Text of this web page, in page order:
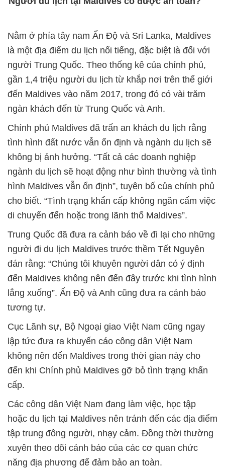
Nằm ở phía tây nam Ấn Độ và Sri Lanka, Maldives
là một địa điểm du lịch nổi tiếng, đặc biệt là đối với
người Trung Quốc. Theo thống kê của chính phủ,
gần 1,4 triệu người du lịch từ khắp nơi trên thế giới
đến Maldives vào năm 2017, trong đó có vài trăm
ngàn khách đến từ Trung Quốc và Anh.
Chính phủ Maldives đã trấn an khách du lịch rằng
tình hình đất nước vẫn ổn định và ngành du lịch sẽ
không bị ảnh hưởng. “Tất cả các doanh nghiệp
ngành du lịch sẽ hoạt động như bình thường và tình
hình Maldives vẫn ổn định”, tuyên bố của chính phủ
cho biết. “Tình trạng khẩn cấp không ngăn cấm việc
di chuyển đến hoặc trong lãnh thổ Maldives”.
Trung Quốc đã đưa ra cảnh báo về đi lại cho những
người đi du lịch Maldives trước thềm Tết Nguyên
đán rằng: “Chúng tôi khuyên người dân có ý định
đến Maldives không nên đến đây trước khi tình hình
lắng xuống”. Ấn Độ và Anh cũng đưa ra cảnh báo
tương tự.
Cục Lãnh sự, Bộ Ngoại giao Việt Nam cũng ngay
lập tức đưa ra khuyến cáo công dân Việt Nam
không nên đến Maldives trong thời gian này cho
đến khi Chính phủ Maldives gỡ bỏ tình trạng khẩn
cấp.
Các công dân Việt Nam đang làm việc, học tập
hoặc du lịch tại Maldives nên tránh đến các địa điểm
tập trung đông người, nhạy cảm. Đồng thời thường
xuyên theo dõi cảnh báo của các cơ quan chức
năng địa phương để đảm bảo an toàn.